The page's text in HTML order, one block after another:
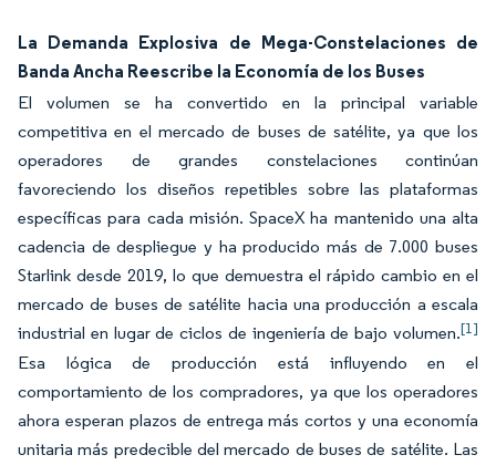
La Demanda Explosiva de Mega-Constelaciones de
Banda Ancha Reescribe la Economía de los Buses
El volumen se ha convertido en la principal variable
competitiva en el mercado de buses de satélite, ya que los
operadores de grandes constelaciones continúan
favoreciendo los diseños repetibles sobre las plataformas
específicas para cada misión. SpaceX ha mantenido una alta
cadencia de despliegue y ha producido más de 7.000 buses
Starlink desde 2019, lo que demuestra el rápido cambio en el
mercado de buses de satélite hacia una producción a escala
industrial en lugar de ciclos de ingeniería de bajo volumen.[1]
Esa lógica de producción está influyendo en el
comportamiento de los compradores, ya que los operadores
ahora esperan plazos de entrega más cortos y una economía
unitaria más predecible del mercado de buses de satélite. Las